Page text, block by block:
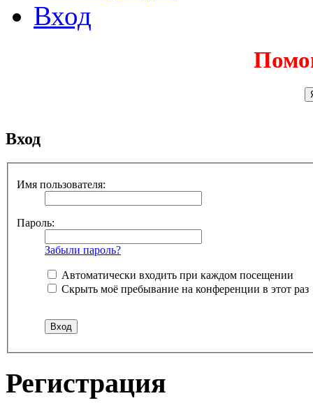
Вход
Вход
Имя пользователя:
Пароль:
Забыли пароль?
Автоматически входить при каждом посещении
Скрыть моё пребывание на конференции в этот раз
Регистрация